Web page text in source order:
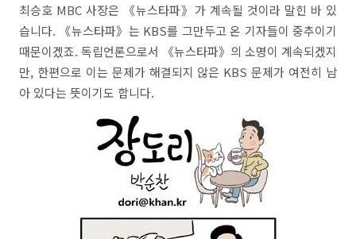
최승호 MBC 사장은 《뉴스타파》가 계속될 것이라 말힌 바 있
습니다. 《뉴스타파》는 KBS를 그만두고 온 기자들이 중추이기
때문이겠죠. 독립언론으로서 《뉴스타파》의 소명이 계속되겠지
만, 한편으로 이는 문제가 해결되지 않은 KBS 문제가 여전히 남
아 있다는 뜻이기도 합니다.